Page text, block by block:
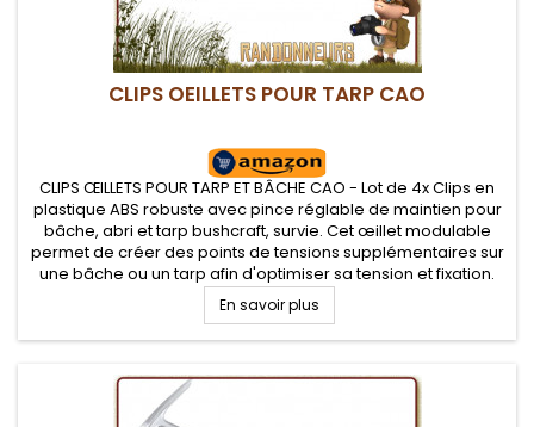
CLIPS OEILLETS POUR TARP CAO
CLIPS ŒILLETS POUR TARP ET BÂCHE CAO - Lot de 4x Clips en
plastique ABS robuste avec pince réglable de maintien pour
bâche, abri et tarp bushcraft, survie. Cet œillet modulable
permet de créer des points de tensions supplémentaires sur
une bâche ou un tarp afin d'optimiser sa tension et fixation.
Réglage de la pression de serrage. Facile à installer,...
En savoir plus